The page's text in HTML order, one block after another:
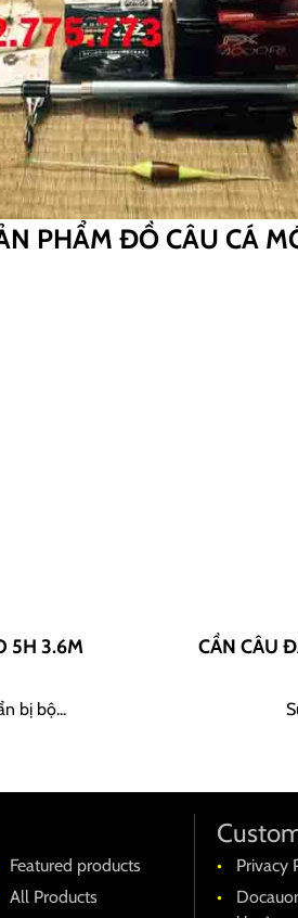
PHẨM ĐỒ CÂU CÁ
5H 3.6M
bị bộ...
CẦN CÂU
Featured products
All Products
Privacy